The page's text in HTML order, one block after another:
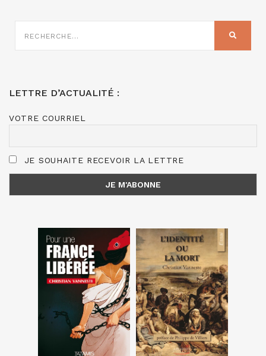
RECHERCHE
SUR
LETTRE D’ACTUALITÉ :
VOTRE COURRIEL
JE SOUHAITE RECEVOIR LA LETTRE